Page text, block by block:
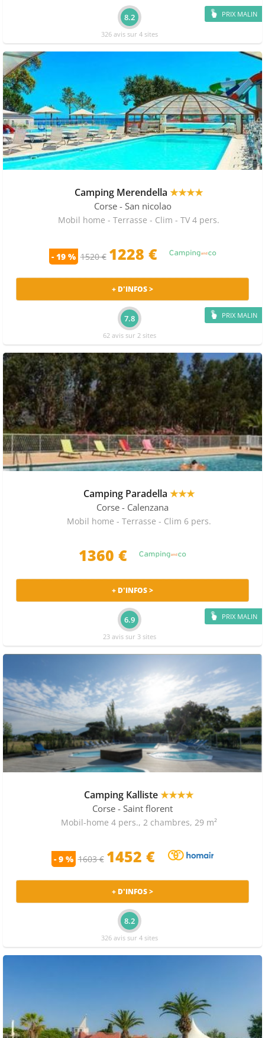
PRIX MALIN
8.2
326 avis sur 4 sites
Camping Merendella ★★★★
Corse - San nicolao
Mobil home - Terrasse - Clim - TV 4 pers.
- 19 % 1520 € 1228 €
PRIX MALIN
+ D'INFOS >
7.8
62 avis sur 2 sites
Camping Paradella ★★★
Corse - Calenzana
Mobil home - Terrasse - Clim 6 pers.
1360 €
PRIX MALIN
+ D'INFOS >
6.9
23 avis sur 3 sites
Camping Kalliste★★★★
Corse - Saint florent
Mobil-home 4 pers., 2 chambres, 29 m²
- 9 % 1603 € 1452 €
+ D'INFOS >
8.2
326 avis sur 4 sites